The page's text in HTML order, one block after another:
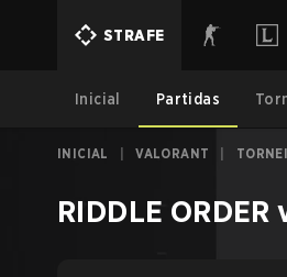
STRAFE
Inicial Partidas
INICIAL VALORANT
RIDDLE ORDER